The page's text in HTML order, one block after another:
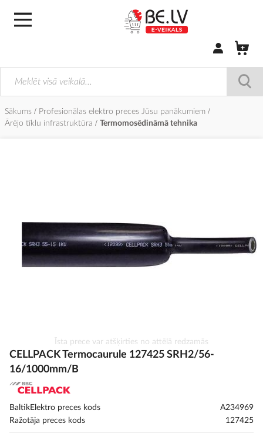
Pierakstīties/
Sākums
Profesionālas elektro preces Jūsu panākumiem
Ārējo tīklu infrastruktūra
Termomosēdināmā tehnika
uz
galerijas
Īsta prece var atšķirties no attēlā redzamās
CELLPACK Termocaurule 127425 SRH2/56-
16/1000mm/B
BaltikElektro preces kods
A234969
Ražotāja preces kods
127425